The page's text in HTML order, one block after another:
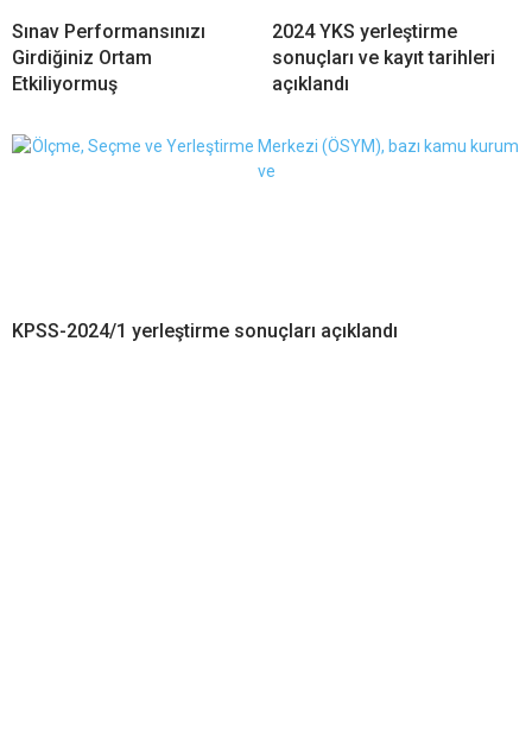
Sınav Performansınızı
Girdiğiniz Ortam
Etkiliyormuş
2024 YKS yerleştirme
sonuçları ve kayıt tarihleri
açıklandı
KPSS-2024/1 yerleştirme sonuçları açıklandı